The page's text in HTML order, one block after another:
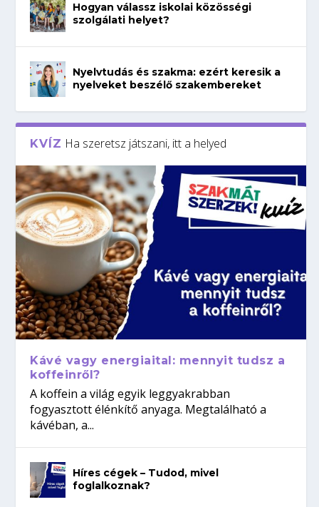
Hogyan válassz iskolai közösségi
szolgálati helyet?
Nyelvtudás és szakma: ezért keresik a
nyelveket beszélő szakembereket
KVÍZ Ha szeretsz játszani, itt a helyed
Kávé vagy energiaital: mennyit tudsz a
koffeinről?
A koffein a világ egyik leggyakrabban
fogyasztott élénkítő anyaga. Megtalálható a
kávéban, a...
Híres cégek – Tudod, mivel
foglalkoznak?